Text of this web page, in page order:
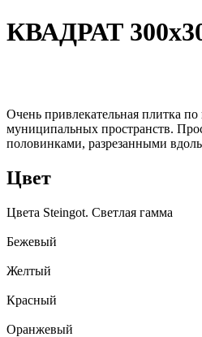
КВАДРАТ
Очень привлекательная плитка
муниципальных пространств.
половинками, разрезанными
Цвет
Цвета Steingot. Светлая гамма
Бежевый
Желтый
Красный
Оранжевый